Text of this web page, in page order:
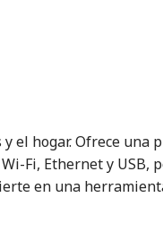
el hogar. Ofrece
Fi, Ethernet y
en una